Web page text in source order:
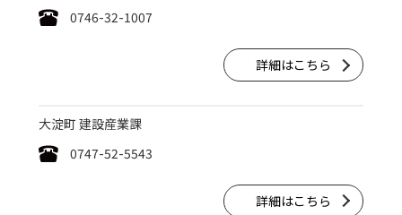
0746-32-1007
詳細はこちら
大淀町 建設産業課
0747-52-5543
詳細はこちら